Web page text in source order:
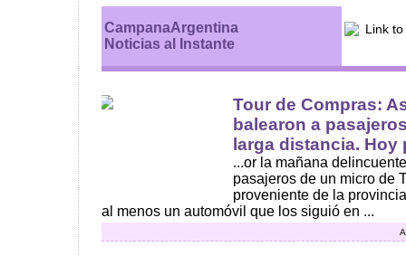
CampanaArgentina
Noticias al Instante
Tour de Compras:
balearon a
larga distancia. Hoy
...or la mañana
pasajeros de un micro de
proveniente de la
al menos un automóvil que los siguió en ...